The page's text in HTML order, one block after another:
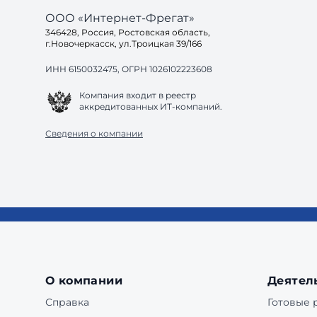
ООО «Интернет-Фрегат»
346428, Россия, Ростовская область,
г.Новочеркасск, ул.Троицкая 39/166
ИНН 6150032475, ОГРН 1026102223608
Компания входит в реестр
аккредитованных ИТ-компаний.
Сведения о компании
О компании
Справка
Готовые